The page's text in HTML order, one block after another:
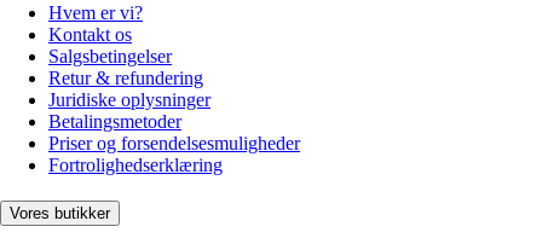
Hvem er vi?
Kontakt os
Salgsbetingelser
Retur & refundering
Juridiske oplysninger
Betalingsmetoder
Priser og forsendelsesmuligheder
Fortrolighedserklæring
Vores butikker